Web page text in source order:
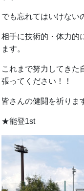
でも忘れてはいけない
相手に技術的・体力的
ます。
これまで努力してきた
張ってください！！
皆さんの健闘を祈りま
★能登1st